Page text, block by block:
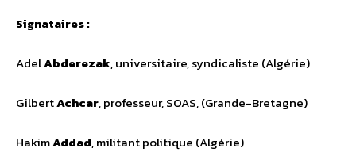
Signataires :
AdelAbderezak, universitaire, syndicaliste (Algérie)
GilbertAchcar, professeur, SOAS, (Grande-Bretagne)
HakimAddad, militant politique (Algérie)